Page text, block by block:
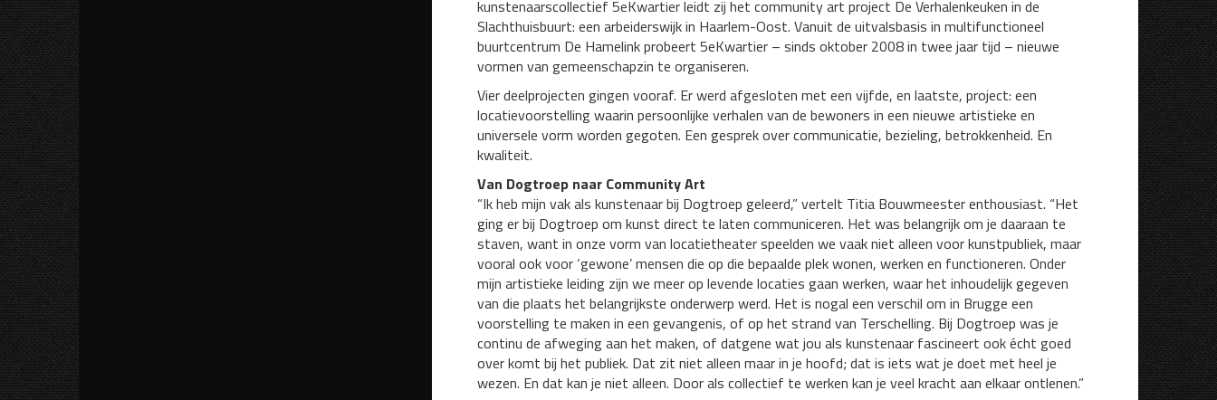
kunstenaarscollectief 5eKwartier leidt zij het community art project De Verhalenkeuken in de
Slachthuisbuurt: een arbeiderswijk in Haarlem-Oost. Vanuit de uitvalsbasis in multifunctioneel
buurtcentrum De Hamelink probeert 5eKwartier – sinds oktober 2008 in twee jaar tijd – nieuwe
vormen van gemeenschapzin te organiseren.
Vier deelprojecten gingen vooraf. Er werd afgesloten met een vijfde, en laatste, project: een
locatievoorstelling waarin persoonlijke verhalen van de bewoners in een nieuwe artistieke en
universele vorm worden gegoten. Een gesprek over communicatie, bezieling, betrokkenheid. En
kwaliteit.
Van Dogtroep naar Community Art
“Ik heb mijn vak als kunstenaar bij Dogtroep geleerd,” vertelt Titia Bouwmeester enthousiast. “Het
ging er bij Dogtroep om kunst direct te laten communiceren. Het was belangrijk om je daaraan te
staven, want in onze vorm van locatietheater speelden we vaak niet alleen voor kunstpubliek, maar
vooral ook voor ‘gewone’ mensen die op die bepaalde plek wonen, werken en functioneren. Onder
mijn artistieke leiding zijn we meer op levende locaties gaan werken, waar het inhoudelijk gegeven
van die plaats het belangrijkste onderwerp werd. Het is nogal een verschil om in Brugge een
voorstelling te maken in een gevangenis, of op het strand van Terschelling. Bij Dogtroep was je
continu de afweging aan het maken, of datgene wat jou als kunstenaar fascineert ook écht goed
over komt bij het publiek. Dat zit niet alleen maar in je hoofd; dat is iets wat je doet met heel je
wezen. En dat kan je niet alleen. Door als collectief te werken kan je veel kracht aan elkaar ontlenen.”